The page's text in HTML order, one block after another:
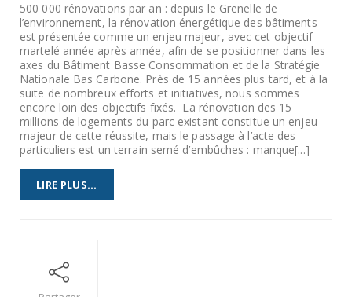
500 000 rénovations par an : depuis le Grenelle de
l’environnement, la rénovation énergétique des bâtiments
est présentée comme un enjeu majeur, avec cet objectif
martelé année après année, afin de se positionner dans les
axes du Bâtiment Basse Consommation et de la Stratégie
Nationale Bas Carbone. Près de 15 années plus tard, et à la
suite de nombreux efforts et initiatives, nous sommes
encore loin des objectifs fixés. La rénovation des 15
millions de logements du parc existant constitue un enjeu
majeur de cette réussite, mais le passage à l’acte des
particuliers est un terrain semé d’embûches : manque[...]
LIRE PLUS...